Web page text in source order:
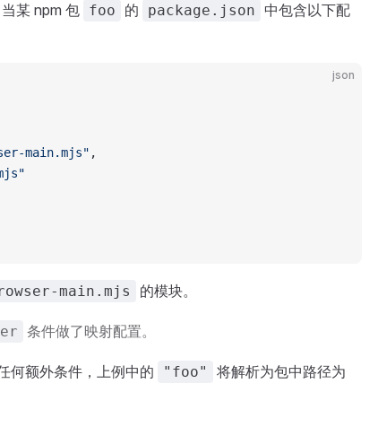
当某 npm 包 foo 的 package.json
中包含以下配
json
main.mjs" ,
main.mjs 的模块。
条件做了映射配置。
何额外条件，上例中的 "foo" 将解析为包中路径为